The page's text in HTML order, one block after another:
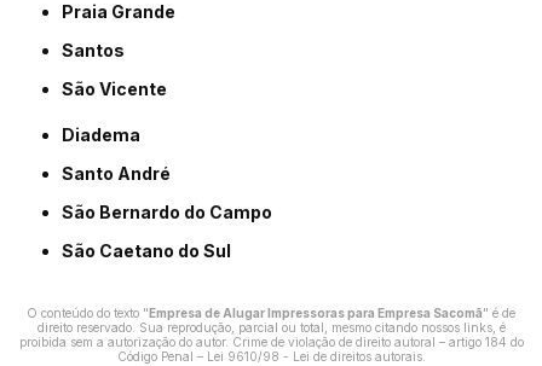
Praia Grande
Santos
São Vicente
Diadema
Santo André
São Bernardo do Campo
São Caetano do Sul
O conteúdo do texto "Empresa de Alugar Impressoras para Empresa Sacomã" é de
direito reservado. Sua reprodução, parcial ou total, mesmo citando nossos links, é
proibida sem a autorização do autor. Crime de violação de direito autoral – artigo 184 do
Código Penal – Lei 9610/98 - Lei de direitos autorais.